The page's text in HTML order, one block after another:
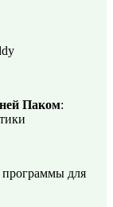
Паком:
программы для